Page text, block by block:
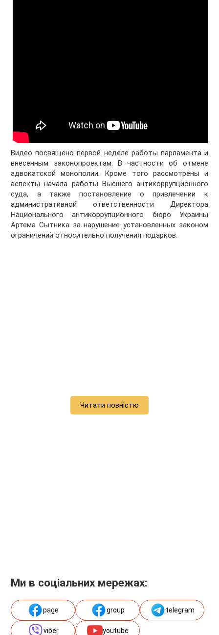
Видео посвящено первой неделе работы парламента и
внесенным законопроектам. В частности об отмене
адвокатской монополии. Кроме того рассмотрены и
аспекты начала работы Высшего антикоррупционного
суда, а также постановление о привлечении к
административной ответственности Директора
Национального антикоррупционного бюро Украины
Артема Сытника за нарушение установленных законом
ограничений относительно получения подарков.
Читати повністю
Ми в соціальних мережах:
page group telegram
viber youtube